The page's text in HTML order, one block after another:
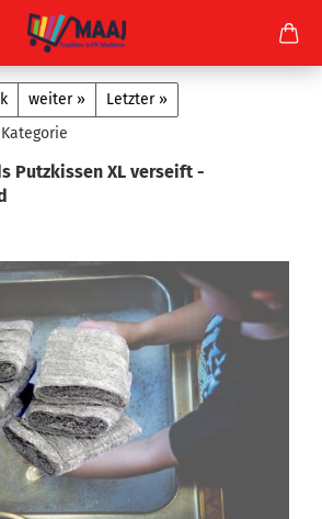
weiter »
Letzter »
Putzkissen XL verseift -